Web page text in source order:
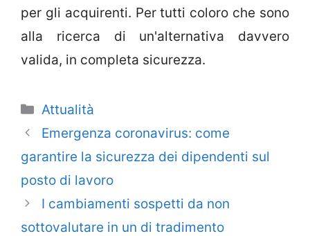
per gli acquirenti. Per tutti coloro che sono
alla ricerca di un'alternativa davvero
valida, in completa sicurezza.
Categorie
Attualità
Emergenza coronavirus: come
garantire la sicurezza dei dipendenti sul
posto di lavoro
I cambiamenti sospetti da non
sottovalutare in un di tradimento